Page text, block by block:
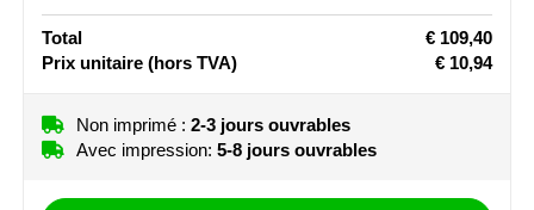
STORMaxi
Swiss Peak
TACX
Total
€ 109,40
Prix unitaire (hors TVA) € 10,94
Non imprimé : 2-3 jours ouvrables
Avec impression: 5-8 jours ouvrables